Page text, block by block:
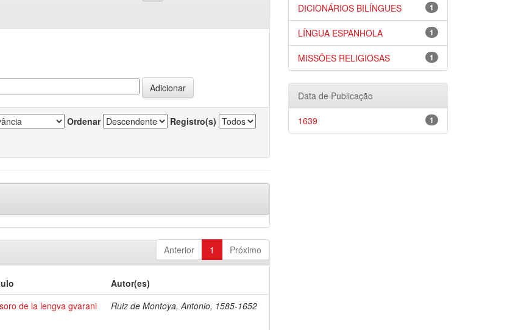
Ordenar Registro(s)
Anterior 1 Próximo
Autor(es)
de la lengva gvarani Ruiz de Montoya, Antonio, 1585-1652
1
DICIONÁRIOS BILÍNGUES
1
LÍNGUA ESPANHOLA
1
MISSÕES RELIGIOSAS
Data de Publicação
1
1639